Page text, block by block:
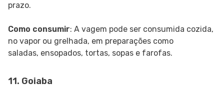
prazo.
Como consumir: A vagem pode ser consumida cozida,
no vapor ou grelhada, em preparações como
saladas, ensopados, tortas, sopas e farofas.
11. Goiaba